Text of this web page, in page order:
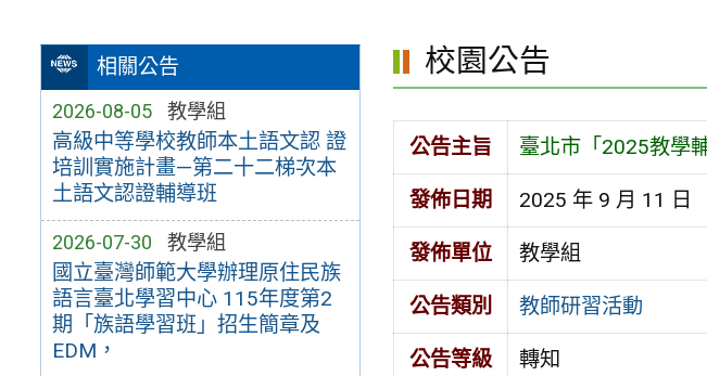
相關公告
2026-08-05 教學組
高級中等學校教師本土語文認 證
培訓實施計畫—第二十二梯次本
土語文認證輔導班
2026-07-30 教學組
國立臺灣師範大學辦理原住民族
語言臺北學習中心 115年度第2
期「族語學習班」招生簡章及
EDM，
校園公告
公告主旨 臺北市「2025教學
發佈日期 2025 年 9 月 11 日
發佈單位 教學組
公告類別 教師研習活動
公告等級 轉知